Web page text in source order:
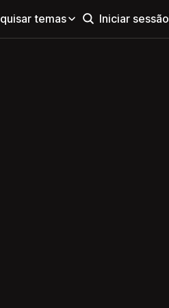
temas Iniciar sessão